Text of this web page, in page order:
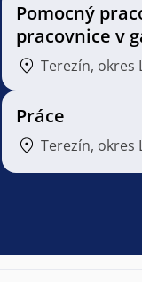
Pomocný
pracovnice v
Terezín, okres
Práce
Terezín, okres